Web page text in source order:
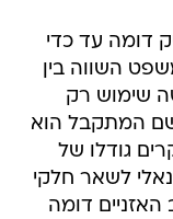
דומה עד כדי
השווה בין
שימוש רק
המתקבל הוא
גודלו של
לשאר חלקי
האזניים דומה